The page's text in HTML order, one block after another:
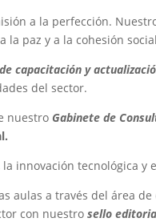
a la perfección.
la paz y a la cohesión
capacitación y
del sector.
nuestro Gabinete de
la innovación tecnológica y
aulas a través del área de
con nuestro sello